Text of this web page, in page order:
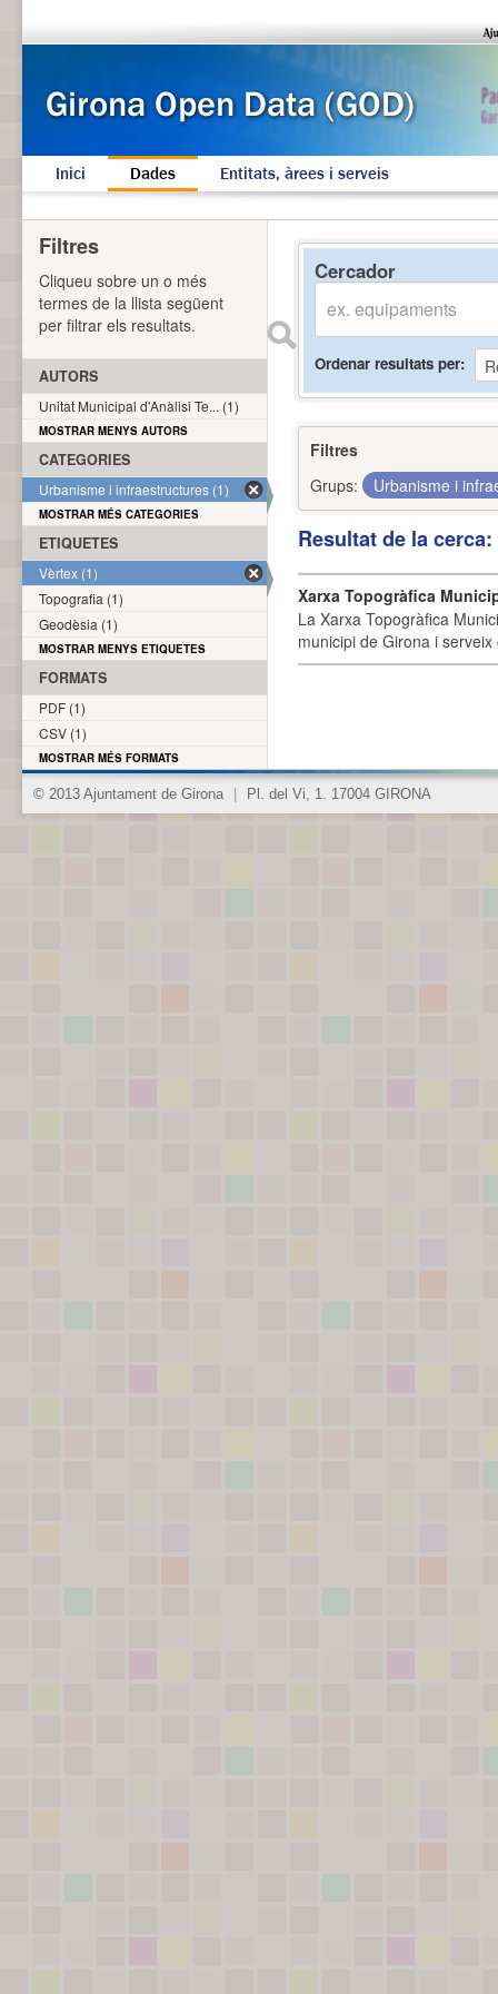
Inici Dades Entitats, àrees i serveis
Cercador
Ordenar resultats per
Filtres
Grups:
Urbanisme i
Resultat de la
Xarxa Topogràfica
La Xarxa Topogràfica
municipi de Girona i
Filtres
Cliqueu sobre un o més
termes de la llista següent
per filtrar els resultats.
AUTORS
Unitat Municipal d'Anàlisi Te... (1)
MOSTRAR MENYS AUTORS
CATEGORIES
Urbanisme i infraestructures (1)
MOSTRAR MÉS CATEGORIES
ETIQUETES
Vèrtex (1)
Topografia (1)
Geodèsia (1)
MOSTRAR MENYS ETIQUETES
FORMATS
PDF (1)
CSV (1)
MOSTRAR MÉS FORMATS
© 2013 Ajuntament de Girona Pl. del Vi, 1. 17004 GIRONA